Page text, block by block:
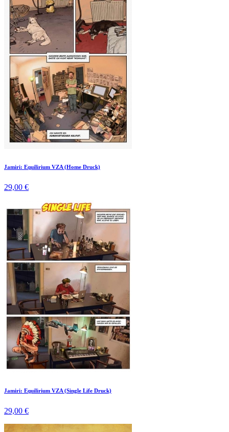
Jamiri: Equilirium VZA (Home Druck)
29,00 €
Jamiri: Equilirium VZA (Single Life Druck)
29,00 €